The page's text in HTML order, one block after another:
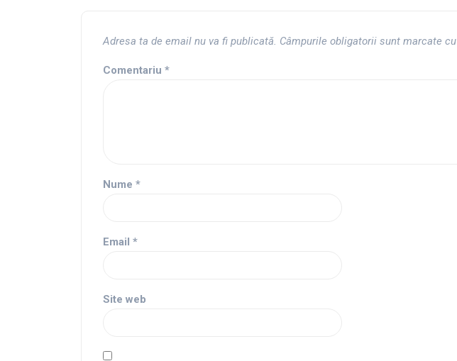
Adresa ta de email nu va fi publicată. Câmpurile obligatorii sunt marcate cu
Comentariu *
Nume *
Email *
Site web